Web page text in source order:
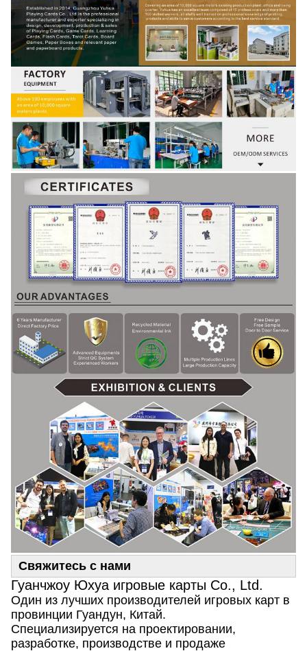
Свяжитесь с нами
Гуанчжоу Юхуа игровые карты Co., Ltd.
Один из лучших производителей игровых карт в
провинции Гуандун, Китай.
Специализируется на проектировании,
разработке, производстве и продаже